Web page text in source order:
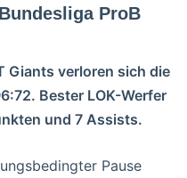
ProB
Giants verloren sich die
Bester LOK-Werfer
und 7 Assists.
Pause